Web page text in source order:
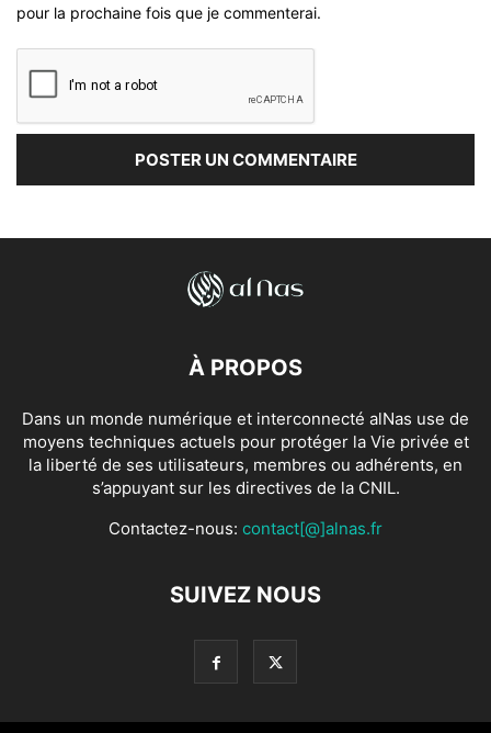
pour la prochaine fois que je commenterai.
À PROPOS
Dans un monde numérique et interconnecté alNas use de
moyens techniques actuels pour protéger la Vie privée et
la liberté de ses utilisateurs, membres ou adhérents, en
s’appuyant sur les directives de la CNIL.
Contactez-nous: contact[@]alnas.fr
SUIVEZ NOUS